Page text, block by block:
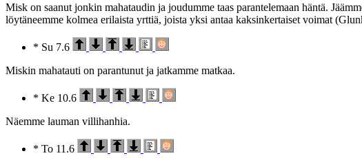
Misk on saanut jonkin mahataudin ja joudumme taas parantelemaan häntä.
löytäneemme kolmea erilaista yrttiä, joista yksi antaa kaksinkertaiset voimat
* Su 7.6
Miskin mahatauti on parantunut ja jatkamme matkaa.
* Ke 10.6
Näemme lauman villihanhia.
* To 11.6